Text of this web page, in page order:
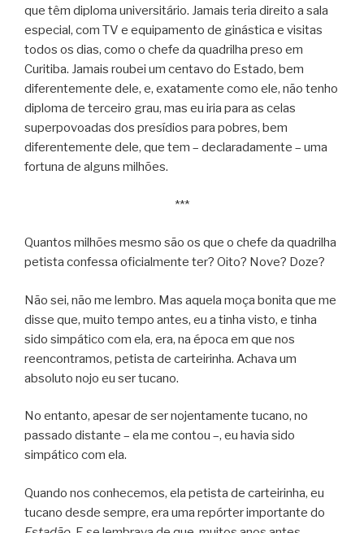
que têm diploma universitário. Jamais teria direito a sala
especial, com TV e equipamento de ginástica e visitas
todos os dias, como o chefe da quadrilha preso em
Curitiba. Jamais roubei um centavo do Estado, bem
diferentemente dele, e, exatamente como ele, não tenho
diploma de terceiro grau, mas eu iria para as celas
superpovoadas dos presídios para pobres, bem
diferentemente dele, que tem – declaradamente – uma
fortuna de alguns milhões.
***
Quantos milhões mesmo são os que o chefe da quadrilha
petista confessa oficialmente ter? Oito? Nove? Doze?
Não sei, não me lembro. Mas aquela moça bonita que me
disse que, muito tempo antes, eu a tinha visto, e tinha
sido simpático com ela, era, na época em que nos
reencontramos, petista de carteirinha. Achava um
absoluto nojo eu ser tucano.
No entanto, apesar de ser nojentamente tucano, no
passado distante – ela me contou –, eu havia sido
simpático com ela.
Quando nos conhecemos, ela petista de carteirinha, eu
tucano desde sempre, era uma repórter importante do